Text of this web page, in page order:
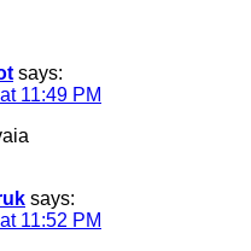
says:
11:49 PM
says:
11:52 PM